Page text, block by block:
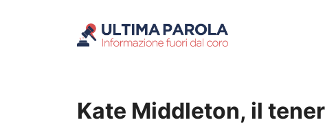
Kate Middleton, il